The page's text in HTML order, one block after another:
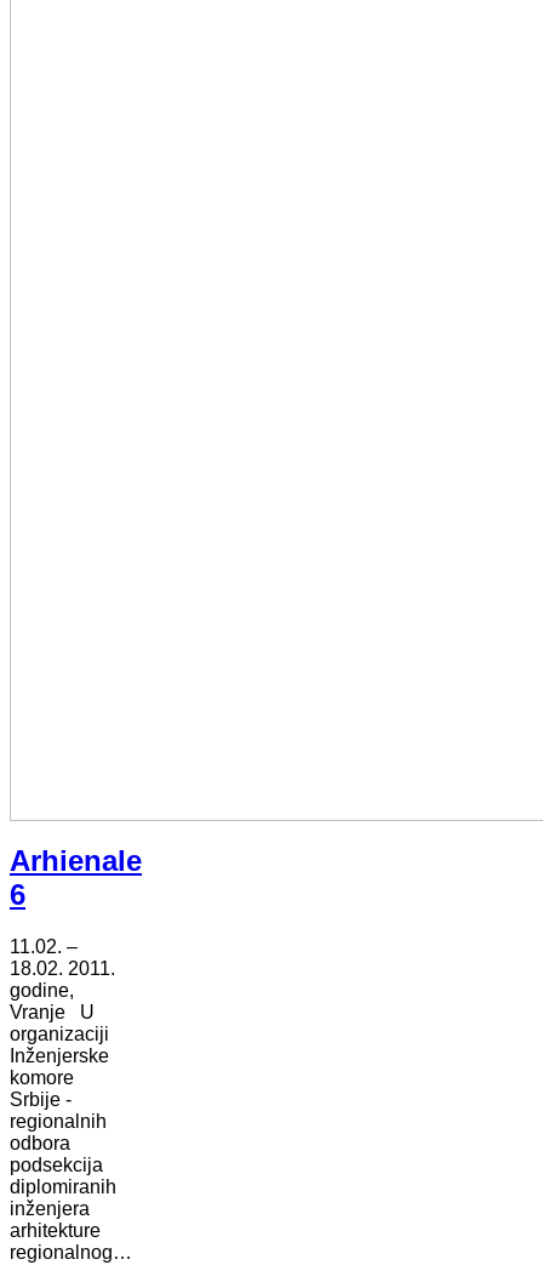
Arhienale
6
11.02. –
18.02. 2011.
godine,
Vranje U
organizaciji
Inženjerske
komore
Srbije -
regionalnih
odbora
podsekcija
diplomiranih
inženjera
arhitekture
regionalnog…